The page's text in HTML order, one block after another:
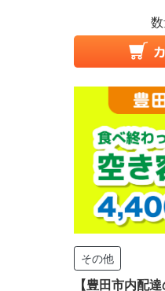
その他
【豊田市内配